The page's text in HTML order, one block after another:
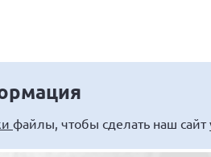
файлы, чтобы сделать наш сайт